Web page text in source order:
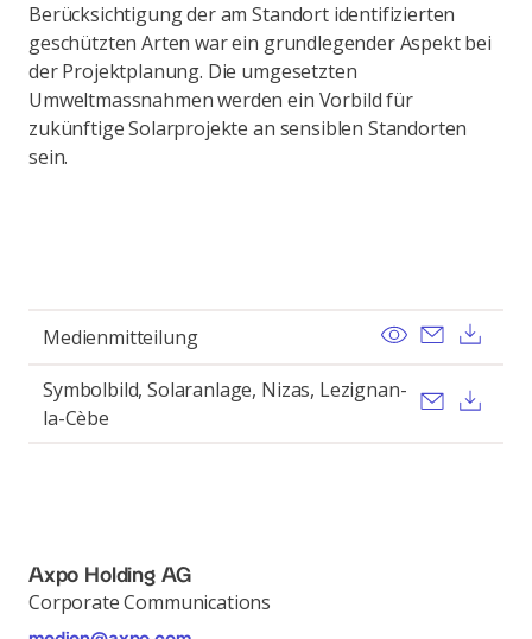
Berücksichtigung der am Standort identifizierten
geschützten Arten war ein grundlegender Aspekt bei
der Projektplanung. Die umgesetzten
Umweltmassnahmen werden ein Vorbild für
zukünftige Solarprojekte an sensiblen Standorten
sein.
Medienmitteilung View Send
Symbolbild, Solaranlage, Nizas, Lezignan-
la-Cèbe
Send
Axpo Holding AG
Corporate Communications